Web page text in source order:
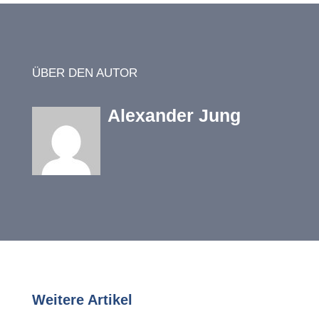
ÜBER DEN AUTOR
Alexander Jung
Weitere Artikel